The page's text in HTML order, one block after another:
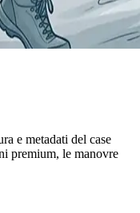
e metadati del case
premium, le manovre